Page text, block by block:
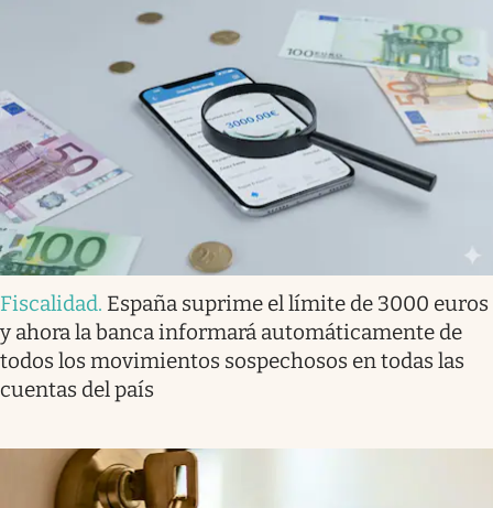
Fiscalidad. España suprime el límite de 3000 euros
y ahora la banca informará automáticamente de
todos los movimientos sospechosos en todas las
cuentas del país